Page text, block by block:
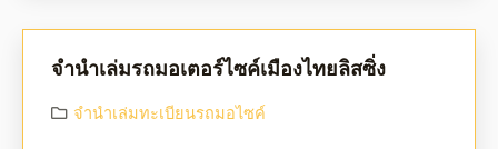
จํานําเล่มรถมอเตอร์ไซค์เมืองไทยลิสซิ่ง
จํานําเล่มทะเบียนรถมอไซค์